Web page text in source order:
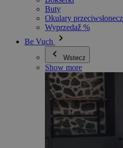
Buty
Okulary
Wyprzedaž %
Be Vuch
Wstecz
Show more